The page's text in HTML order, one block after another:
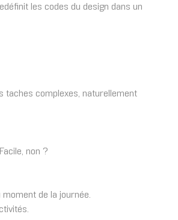
les codes du design dans un
taches complexes, naturellement
non ?
de la journée.